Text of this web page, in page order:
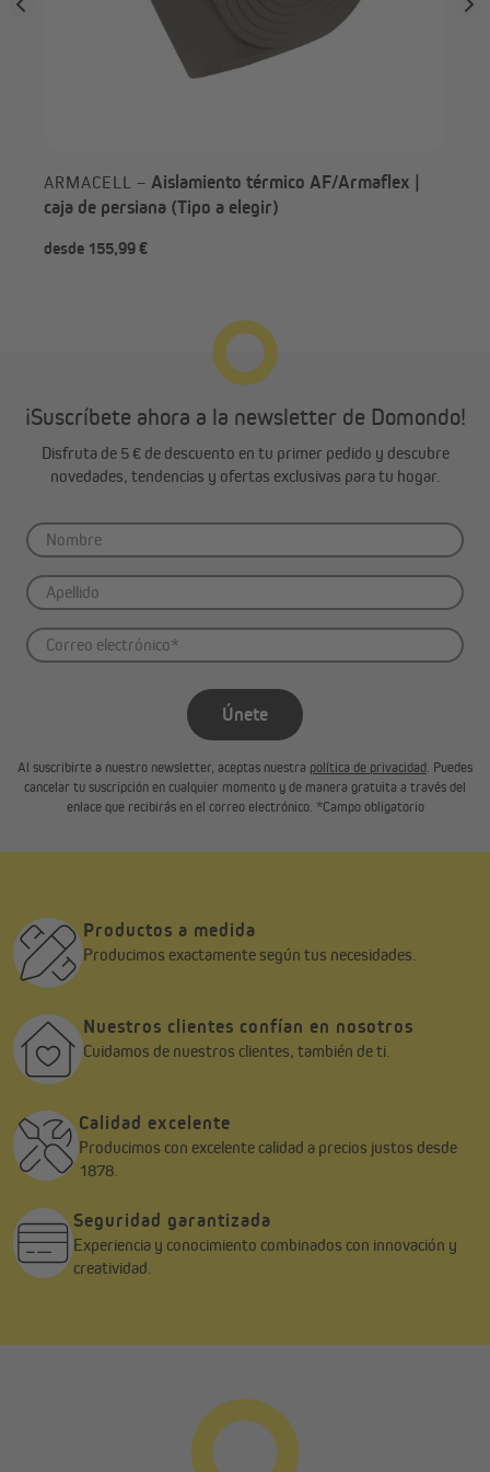
Alfombra de aislamiento de Neopor
expandido. Las perlas negras en forma de perla contienen
"grafito" como materia prima y se procesan en alfombras de
radiación térmica y reducen así el transporte de energía térmica
dentro del material.
Video informativo sobre el sistema de aislamiento
ARMACELL – Aislamiento térmico AF/Armaflex |
caja de persiana (Tipo a elegir)
desde 155,99 €
¡Suscríbete ahora a la newsletter de Domondo!
Disfruta de 5 € de descuento en tu primer pedido y descubre
novedades, tendencias y ofertas exclusivas para tu hogar.
Únete
Al suscribirte a nuestro newsletter, aceptas nuestra política de privacidad . Puedes
cancelar tu suscripción en cualquier momento y de manera gratuita a través del
enlace que recibirás en el correo electrónico. *Campo obligatorio
Productos a medida
Producimos exactamente según tus necesidades.
Nuestros clientes confían en nosotros
Cuidamos de nuestros clientes, también de ti.
Calidad excelente
Producimos con excelente calidad a precios justos desde
1878.
Seguridad garantizada
Experiencia y conocimiento combinados con innovación y
creatividad.